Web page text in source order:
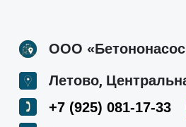
ООО
Летово,
+7 (925) 081-17-33